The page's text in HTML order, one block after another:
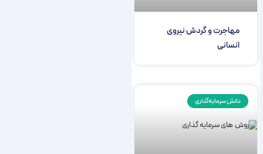
مهاجرت و گردش نیروی
انسانی
دانش سرمایه‌گذاری